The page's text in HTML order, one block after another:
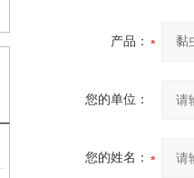
产品：
您的单位：
您的姓名：